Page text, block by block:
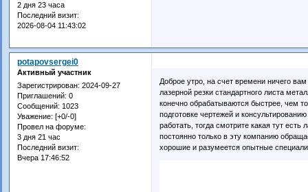
2 дня 23 часа
Последний визит:
2026-08-04 11:43:02
potapovsergei0
Активный участник
Зарегистрирован: 2024-09-27
Приглашений: 0
Сообщений: 1023
Уважение: [+0/-0]
Провел на форуме:
3 дня 21 час
Последний визит:
Вчера 17:46:52
Доброе утро, на счет времени ничего
лазерной резки стандартного листа
конечно обрабатываются быстрее, чем
подготовке чертежей и
работать, тогда смотрите какая тут есть
постоянно только в эту компанию
хорошие и разумеется опытные